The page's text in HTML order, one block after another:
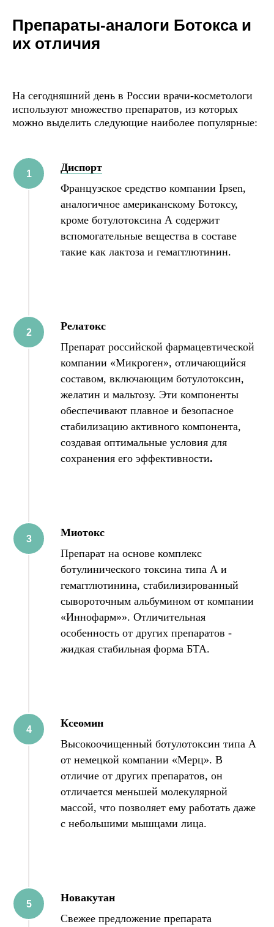
Препараты-аналоги Ботокса и
их отличия
На сегодняшний день в России врачи-косметологи
используют множество препаратов, из которых
можно выделить следующие наиболее популярные:
Диспорт
Французское средство компании Ipsen,
аналогичное американскому Ботоксу,
кроме ботулотоксина А содержит
вспомогательные вещества в составе
такие как лактоза и гемагглютинин.
Релатокс
Препарат российской фармацевтической
компании «Микроген», отличающийся
составом, включающим ботулотоксин,
желатин и мальтозу. Эти компоненты
обеспечивают плавное и безопасное
стабилизацию активного компонента,
создавая оптимальные условия для
сохранения его эффективности.
Миотокс
Препарат на основе комплекс
ботулинического токсина типа А и
гемагглютинина, стабилизированный
сывороточным альбумином от компании
«Иннофарм»». Отличительная
особенность от других препаратов -
жидкая стабильная форма БТА.
Ксеомин
Высокоочищенный ботулотоксин типа А
от немецкой компании «Мерц». В
отличие от других препаратов, он
отличается меньшей молекулярной
массой, что позволяет ему работать даже
с небольшими мышцами лица.
Новакутан
Свежее предложение препарата